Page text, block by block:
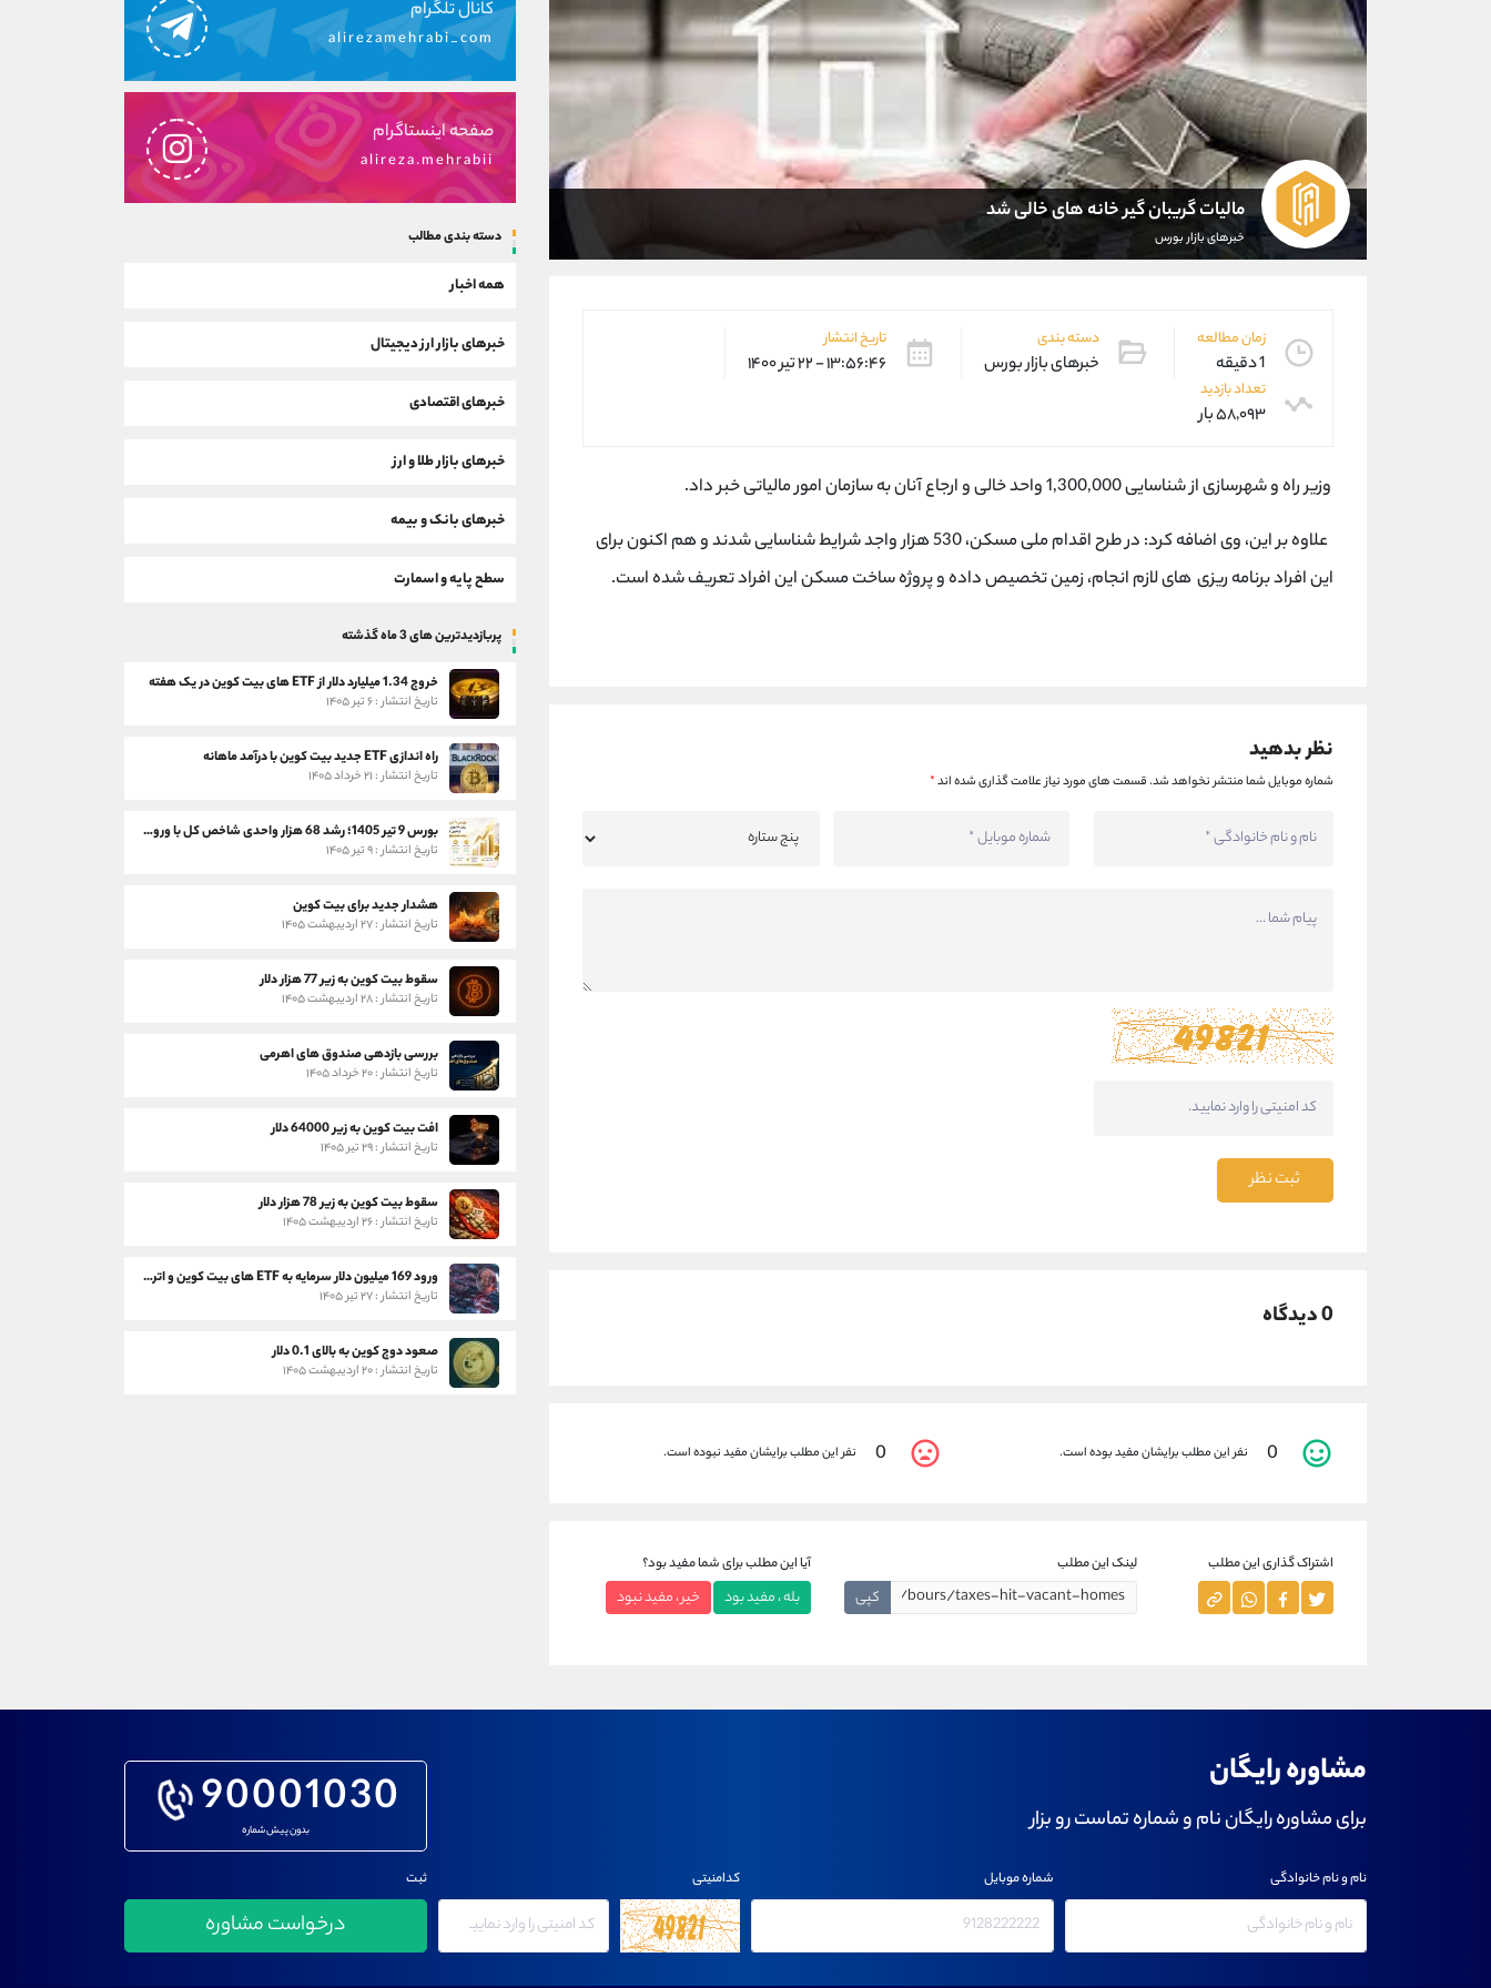
مالیات گریبان گیر خانه های خالی شد
خبرهای بازار بورس
زمان مطالعه
1 دقیقه
دسته بندی
خبرهای بازار بورس
تاریخ انتشار
۱۳:۵۶:۴۶ - ۲۲ تیر ۱۴۰۰
تعداد بازدید
۵۸,۰۹۳ بار
وزیر راه و شهرسازی از شناسایی 1,300,000 واحد خالی و ارجاع آنان به سازمان امور مالیاتی خبر داد.
علاوه بر این، وی اضافه کرد: در طرح اقدام ملی مسکن، 530 هزار واجد شرایط شناسایی شدند و هم اکنون برای
این افراد برنامه ریزی های لازم انجام، زمین تخصیص داده و پروژه ساخت مسکن این افراد تعریف شده است.
نظر بدهید
شماره موبایل شما منتشر نخواهد شد.قسمت های مورد نیاز علامت گذاری شده اند*
ثبت نظر
0 دیدگاه
0 نفر این مطلب برایشان مفید بوده است. 0 نفر این مطلب برایشان مفید نبوده است.
اشتراک گذاری این مطلب لینک این مطلب
کپی
آیا این مطلب برای شما مفید بود؟
بله ، مفید بود خیر ، مفید نبود
کانال تلگرام
alirezamehrabi_com
صفحه اینستاگرام
alireza.mehrabii
دسته بندی مطالب
همه اخبار
خبرهای بازار ارز دیجیتال
خبرهای اقتصادی
خبرهای بازار طلا و ارز
خبرهای بانک و بیمه
سطح پایه و اسمارت
پربازدیدترین های 3 ماه گذشته
خروج 1.34 میلیارد دلار از ETF های بیت کوین در یک هفته
تاریخ انتشار : ۶ تیر ۱۴۰۵
راه اندازی ETF جدید بیت کوین با درآمد ماهانه
تاریخ انتشار : ۲۱ خرداد ۱۴۰۵
بورس 9 تیر 1405؛ رشد 68 هزار واحدی شاخص کل با ورود 3 همت پول حقیقی
تاریخ انتشار : ۹ تیر ۱۴۰۵
هشدار جدید برای بیت کوین
تاریخ انتشار : ۲۷ اردیبهشت ۱۴۰۵
سقوط بیت کوین به زیر 77 هزار دلار
تاریخ انتشار : ۲۸ اردیبهشت ۱۴۰۵
بررسی بازدهی صندوق های اهرمی
تاریخ انتشار : ۲۰ خرداد ۱۴۰۵
افت بیت کوین به زیر 64000 دلار
تاریخ انتشار : ۲۹ تیر ۱۴۰۵
سقوط بیت کوین به زیر 78 هزار دلار
تاریخ انتشار : ۲۶ اردیبهشت ۱۴۰۵
ورود 169 میلیون دلار سرمایه به ETF های بیت کوین و اتریوم
تاریخ انتشار : ۲۷ تیر ۱۴۰۵
صعود دوج کوین به بالای 0.1 دلار
تاریخ انتشار : ۲۰ اردیبهشت ۱۴۰۵
مشاوره رایگان
برای مشاوره رایگان نام و شماره تماست رو بزار 90001030
بدون پیش شماره
نام و نام خانوادگی شماره موبایل کدامنیتی ثبت